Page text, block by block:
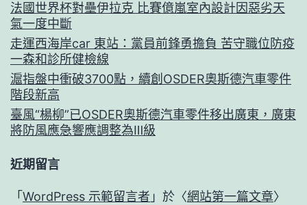
法國世界杯對壘伊拉克 比賽億嵐室內設計因惡劣天
氣一度中斷
走運西海岸car 東站：黨員前鋒勇擔負 苦守職位防疫
一森和診所健檢線
滬指盤中衝破3700點，續創OSDER奧斯德汽車零件
階段新高
臺風“楊柳”已OSDER奧斯德汽車零件移出廣東，廣東
將防風應急響應調整為Ⅲ級
近期留言
「 WordPress 示範留言者 」於〈網站第一篇文章〉